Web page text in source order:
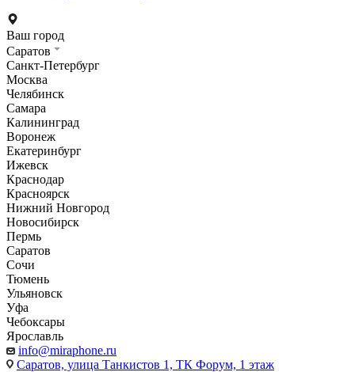
Ваш город
Саратов
Санкт-Петербург
Москва
Челябинск
Самара
Калининград
Воронеж
Екатеринбург
Ижевск
Краснодар
Красноярск
Нижний Новгород
Новосибирск
Пермь
Саратов
Сочи
Тюмень
Ульяновск
Уфа
Чебоксары
Ярославль
info@miraphone.ru
Саратов, улица Танкистов 1, ТК Форум, 1 этаж